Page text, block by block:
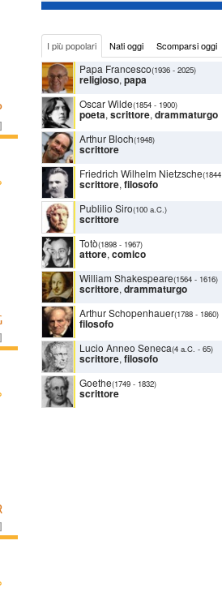
]
]
]
I più popolari Nati oggi Scomparsi oggi
Papa Francesco(1936 - 2025)
religioso, papa
Oscar Wilde(1854 - 1900)
poeta, scrittore, drammaturgo
Arthur Bloch(1948)
scrittore
Friedrich Wilhelm Nietzsche(1844
scrittore, filosofo
Publilio Siro(100 a.C.)
scrittore
Totò(1898 - 1967)
attore, comico
William Shakespeare(1564 - 1616)
scrittore, drammaturgo
Arthur Schopenhauer(1788 - 1860)
filosofo
Lucio Anneo Seneca(4 a.C. - 65)
scrittore, filosofo
Goethe(1749 - 1832)
scrittore